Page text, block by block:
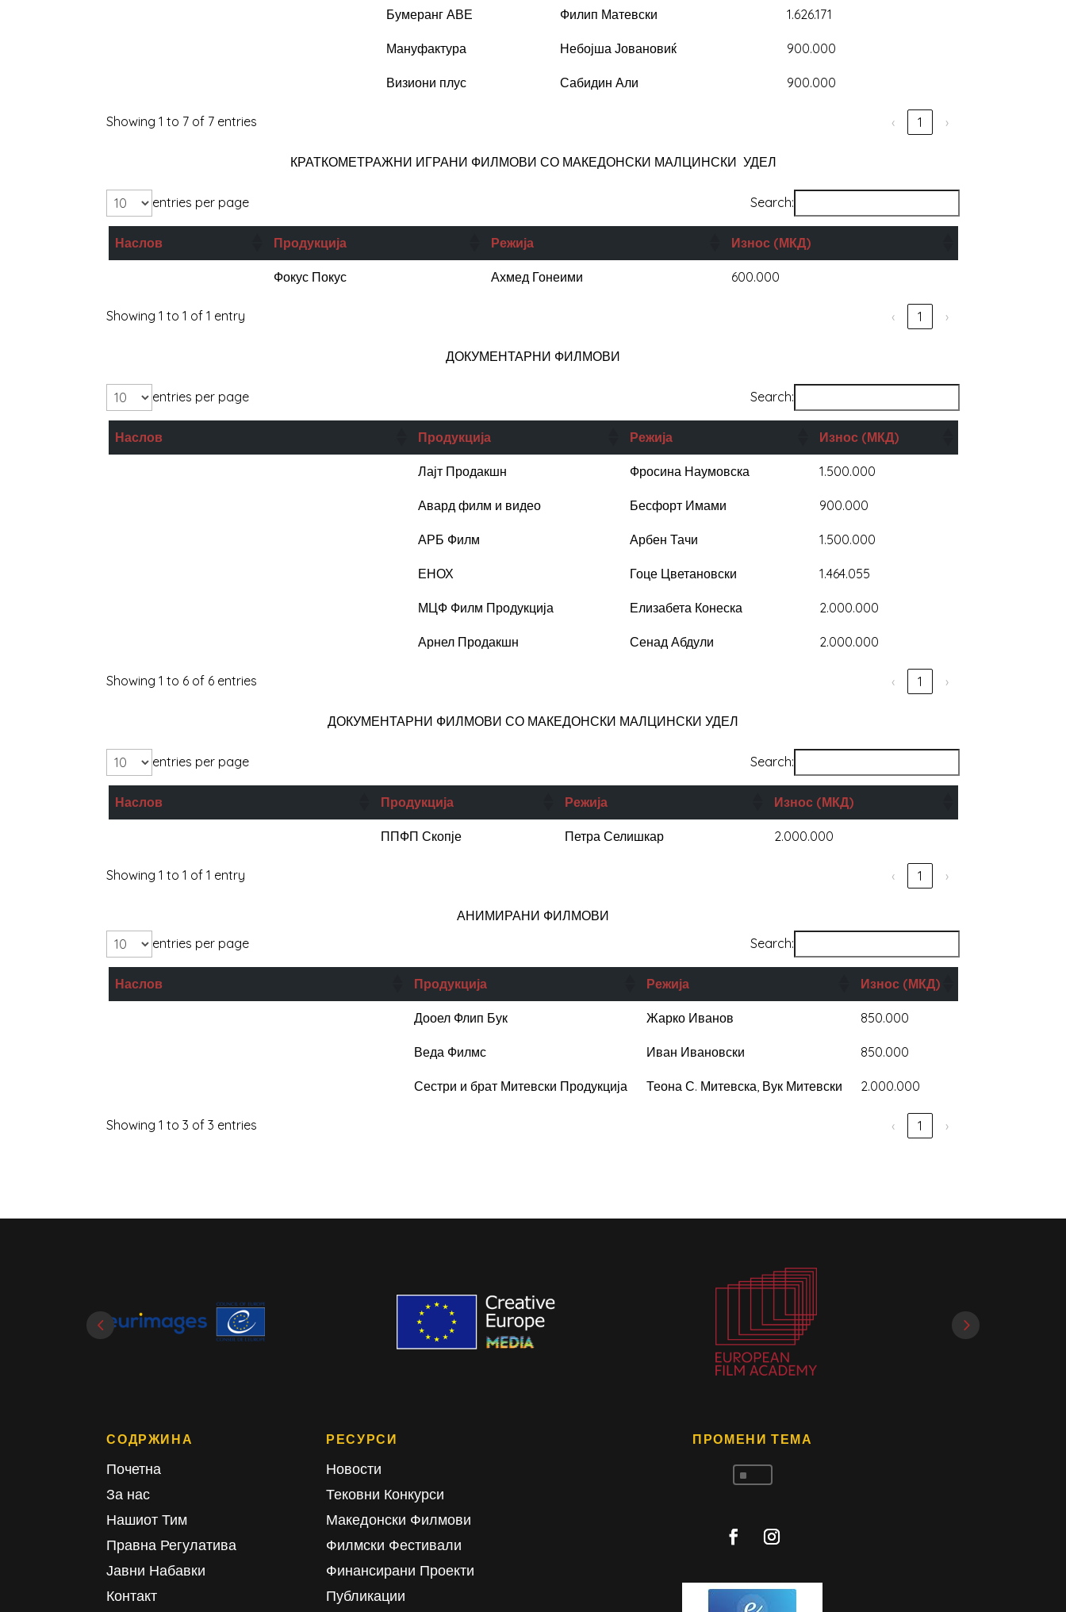
Бумеранг АВЕ Филип Матевски 1.626.171
Мануфактура Небојша Јовановиќ 900.000
Визиони плус Сабидин Али 900.000
Showing 1 to 7 of 7 entries ‹ 1 ›
КРАТКОМЕТРАЖНИ ИГРАНИ ФИЛМОВИ СО МАКЕДОНСКИ МАЛЦИНСКИ УДЕЛ
entries per page Search:
Наслов Продукција Режија Износ (МКД)
Фокус Покус Ахмед Гонеими 600.000
Showing 1 to 1 of 1 entry ‹ 1 ›
ДОКУМЕНТАРНИ ФИЛМОВИ
entries per page Search:
Наслов Продукција Режија Износ(МКД)
Лајт Продакшн Фросина Наумовска 1.500.000
Авард филм и видео Бесфорт Имами 900.000
АРБ Филм Арбен Тачи 1.500.000
ЕНОХ Гоце Цветановски 1.464.055
МЦФ Филм Продукција Елизабета Конеска 2.000.000
Арнел Продакшн Сенад Абдули 2.000.000
Showing 1 to 6 of 6 entries ‹ 1 ›
ДОКУМЕНТАРНИ ФИЛМОВИ СО МАКЕДОНСКИ МАЛЦИНСКИ УДЕЛ
entries per page Search:
Наслов Продукција Режија Износ(МКД)
ППФП Скопје Петра Селишкар 2.000.000
Showing 1 to 1 of 1 entry ‹ 1 ›
АНИМИРАНИ ФИЛМОВИ
entries per page
Search:
Наслов Продукција Режија Износ(МКД)
Дооел Флип Бук Жарко Иванов 850.000
Веда Филмс Иван Ивановски 850.000
Сестри и брат Митевски Продукција Теона С. Митевска, Вук Митевски 2.000.000
Showing 1 to 3 of 3 entries ‹ 1 ›
СОДРЖИНА
Почетна
За нас
Нашиот Тим
Правна Регулатива
Јавни Набавки
Контакт
РЕСУРСИ
Новости
Тековни Конкурси
Македонски Филмови
Филмски Фестивали
Финансирани Проекти
Публикации
ПРОМЕНИ ТЕМА
^